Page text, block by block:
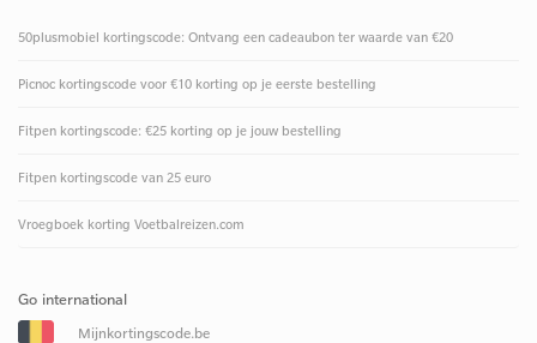
50plusmobiel kortingscode: Ontvang een cadeaubon ter waarde van €20
Picnoc kortingscode voor €10 korting op je eerste bestelling
Fitpen kortingscode: €25 korting op je jouw bestelling
Fitpen kortingscode van 25 euro
Vroegboek korting Voetbalreizen.com
Go international
Mijnkortingscode.be